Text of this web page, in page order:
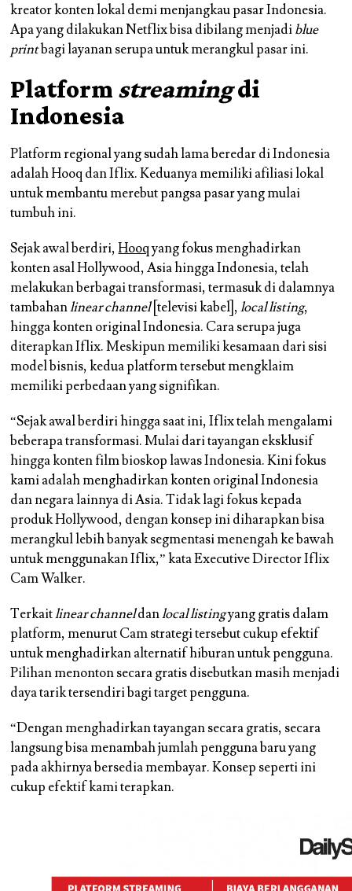
kreator konten lokal demi menjangkau pasar Indonesia.
Apa yang dilakukan Netflix bisa dibilang menjadiblue
printbagi layanan serupa untuk merangkul pasar ini.
Platform streamingdi
Indonesia
Platform regional yang sudah lama beredar di Indonesia
adalah Hooq dan Iflix. Keduanya memiliki afiliasi lokal
untuk membantu merebut pangsa pasar yang mulai
tumbuh ini.
Sejak awal berdiri,Hooqyang fokus menghadirkan
konten asal Hollywood, Asia hingga Indonesia, telah
melakukan berbagai transformasi, termasuk di dalamnya
tambahanlinear channel [televisi kabel],local listing,
hingga konten original Indonesia. Cara serupa juga
diterapkan Iflix. Meskipun memiliki kesamaan dari sisi
model bisnis, kedua platform tersebut mengklaim
memiliki perbedaan yang signifikan.
“Sejak awal berdiri hingga saat ini, Iflix telah mengalami
beberapa transformasi. Mulai dari tayangan eksklusif
hingga konten film bioskop lawas Indonesia. Kini fokus
kami adalah menghadirkan konten original Indonesia
dan negara lainnya di Asia. Tidak lagi fokus kepada
produk Hollywood, dengan konsep ini diharapkan bisa
merangkul lebih banyak segmentasi menengah ke bawah
untuk menggunakan Iflix,” kata Executive Director Iflix
Cam Walker.
Terkaitlinear channeldanlocal listingyang gratis dalam
platform, menurut Cam strategi tersebut cukup efektif
untuk menghadirkan alternatif hiburan untuk pengguna.
Pilihan menonton secara gratis disebutkan masih menjadi
daya tarik tersendiri bagi target pengguna.
“Dengan menghadirkan tayangan secara gratis, secara
langsung bisa menambah jumlah pengguna baru yang
pada akhirnya bersedia membayar. Konsep seperti ini
cukup efektif kami terapkan.